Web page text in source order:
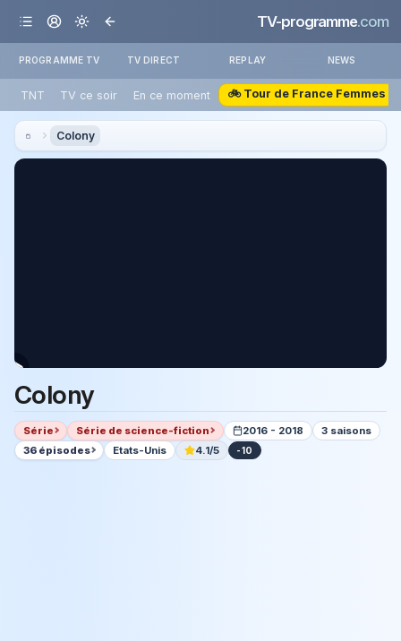
TV-programme.com
PROGRAMME TV TV DIRECT REPLAY NEWS
TNT TV ce soir En ce moment 🚲 Tour de France Femmes
Colony
Colony
Série Série de science-fiction 2016 - 2018
3 saisons
36 épisodes
Etats-Unis 4.1/5 -10